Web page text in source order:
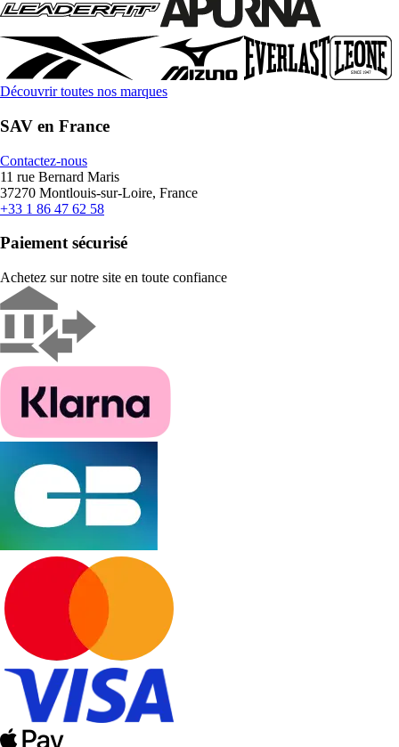
Découvrir toutes nos marques
SAV en France
Contactez-nous
11 rue Bernard Maris
37270 Montlouis-sur-Loire, France
+33 1 86 47 62 58
Paiement sécurisé
Achetez sur notre site en toute confiance